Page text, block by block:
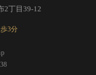
2丁目39-12
3分